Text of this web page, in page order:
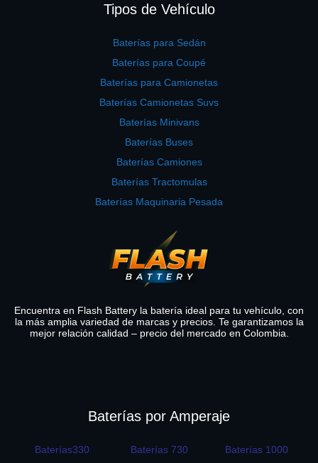
Tipos de Vehículo
Baterías para Sedán
Baterías para Coupé
Baterías para Camionetas
Baterías Camionetas Suvs
Baterías Minivans
Baterías Buses
Baterías Camiones
Baterías Tractomulas
Baterías Maquinaria Pesada
Encuentra en Flash Battery la batería ideal para tu vehículo, con
la más amplia variedad de marcas y precios. Te garantizamos la
mejor relación calidad – precio del mercado en Colombia.
Baterías por Amperaje
Baterías330 Baterías 730 Baterías 1000